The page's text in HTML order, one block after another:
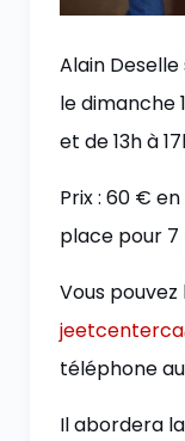
Alain
le dimanche
et de 13h à
Prix : 60 €
place pour 7
Vous
téléphone
Il abordera la